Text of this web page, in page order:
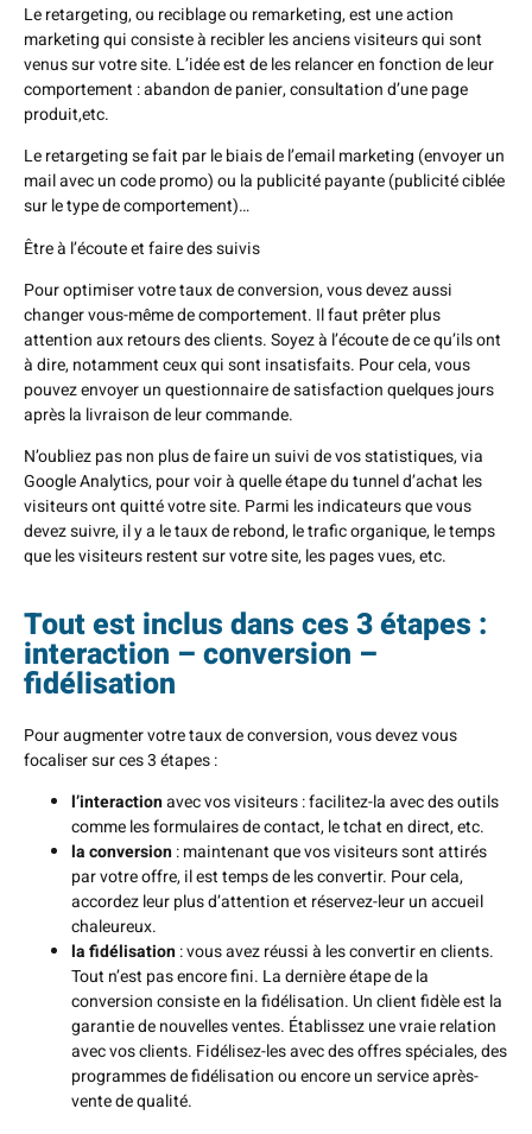
Le retargeting, ou reciblage ou remarketing, est une action
marketing qui consiste à recibler les anciens visiteurs qui sont
venus sur votre site. L’idée est de les relancer en fonction de leur
comportement : abandon de panier, consultation d’une page
produit,etc.
Le retargeting se fait par le biais de l’email marketing (envoyer un
mail avec un code promo) ou la publicité payante (publicité ciblée
sur le type de comportement)…
Être à l’écoute et faire des suivis
Pour optimiser votre taux de conversion, vous devez aussi
changer vous-même de comportement. Il faut prêter plus
attention aux retours des clients. Soyez à l’écoute de ce qu’ils ont
à dire, notamment ceux qui sont insatisfaits. Pour cela, vous
pouvez envoyer un questionnaire de satisfaction quelques jours
après la livraison de leur commande.
N’oubliez pas non plus de faire un suivi de vos statistiques, via
Google Analytics, pour voir à quelle étape du tunnel d’achat les
visiteurs ont quitté votre site. Parmi les indicateurs que vous
devez suivre, il y a le taux de rebond, le trafic organique, le temps
que les visiteurs restent sur votre site, les pages vues, etc.
Tout est inclus dans ces 3 étapes :
interaction – conversion –
fidélisation
Pour augmenter votre taux de conversion, vous devez vous
focaliser sur ces 3 étapes :
l’interactionavec vos visiteurs : facilitez-la avec des outils
comme les formulaires de contact, le tchat en direct, etc.
la conversion: maintenant que vos visiteurs sont attirés
par votre offre, il est temps de les convertir. Pour cela,
accordez leur plus d’attention et réservez-leur un accueil
chaleureux.
la fidélisation: vous avez réussi à les convertir en clients.
Tout n’est pas encore fini. La dernière étape de la
conversion consiste en la fidélisation. Un client fidèle est la
garantie de nouvelles ventes. Établissez une vraie relation
avec vos clients. Fidélisez-les avec des offres spéciales, des
programmes de fidélisation ou encore un service après-
vente de qualité.